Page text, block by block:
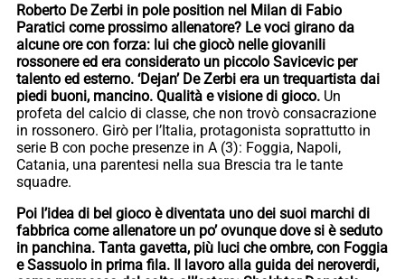
Roberto De Zerbi in pole position nel Milan di Fabio
Paratici come prossimo allenatore? Le voci girano da
alcune ore con forza: lui che giocò nelle giovanili
rossonere ed era considerato un piccolo Savicevic per
talento ed esterno. ‘Dejan’ De Zerbi era un trequartista dai
piedi buoni, mancino. Qualità e visione di gioco. Un
profeta del calcio di classe, che non trovò consacrazione
in rossonero. Girò per l’Italia, protagonista soprattutto in
serie B con poche presenze in A (3): Foggia, Napoli,
Catania, una parentesi nella sua Brescia tra le tante
squadre.
Poi l’idea di bel gioco è diventata uno dei suoi marchi di
fabbrica come allenatore un po’ ovunque dove si è seduto
in panchina. Tanta gavetta, più luci che ombre, con Foggia
e Sassuolo in prima fila. Il lavoro alla guida dei neroverdi,